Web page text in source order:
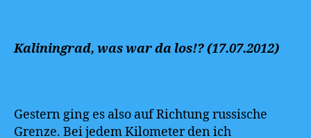
Kaliningrad, was war da los!? (17.07.2012)
Gestern ging es also auf Richtung russische
Grenze. Bei jedem Kilometer den ich